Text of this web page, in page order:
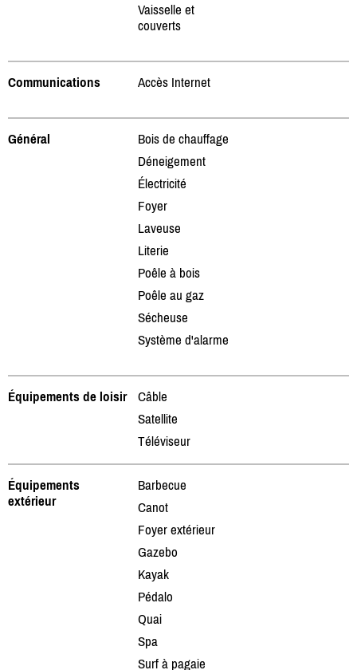
Vaisselle et
couverts
Communications Accès Internet
Général
Bois de chauffage
Déneigement
Électricité
Foyer
Laveuse
Literie
Poêle à bois
Poêle au gaz
Sécheuse
Système d'alarme
Équipements de loisir
Câble
Satellite
Téléviseur
Équipements
extérieur
Barbecue
Canot
Foyer extérieur
Gazebo
Kayak
Pédalo
Quai
Spa
Surf à pagaie